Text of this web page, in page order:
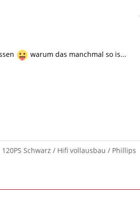
warum das manchmal so is...
Schwarz / Hifi vollausbau / Phillips